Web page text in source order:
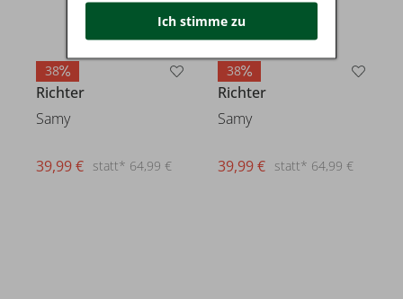
38
Richter
Samy
statt* 64,99 €
39,99 €
38
Richter
Samy
statt* 64,99 €
39,99 €
Ich stimme zu